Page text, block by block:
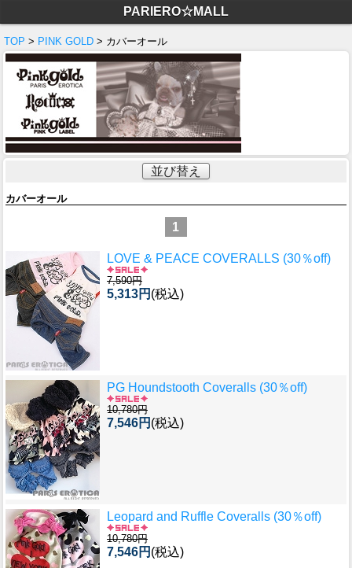
PARIERO☆MALL
TOP > PINK GOLD > カバーオール
並び替え
カバーオール
1
LOVE & PEACE COVERALLS (30％off)
7,590円
5,313円 (税込)
PG Houndstooth Coveralls (30％off)
10,780円
7,546円 (税込)
Leopard and Ruffle Coveralls (30％off)
10,780円
7,546円 (税込)